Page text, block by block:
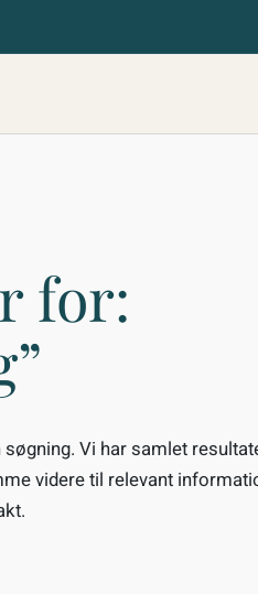
for:
Vi har samlet
videre til relevant